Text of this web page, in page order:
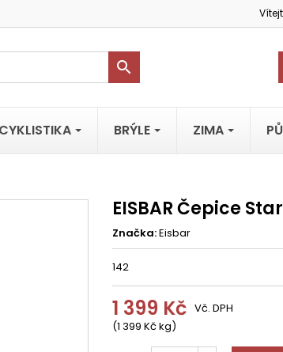

CYKLISTIKA BRÝLE ZIMA
EISBAR Čepice
Značka:Eisbar
142
1 399 Kč
(1 399 Kč kg)
Vč. DPH